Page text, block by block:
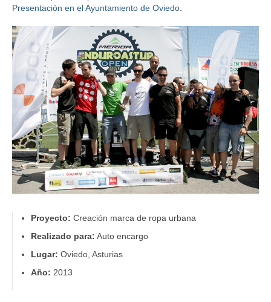
Presentación en el Ayuntamiento de Oviedo
Proyecto: Creación marca de ropa urbana
Realizado para: Auto encargo
Lugar: Oviedo, Asturias
Año: 2013